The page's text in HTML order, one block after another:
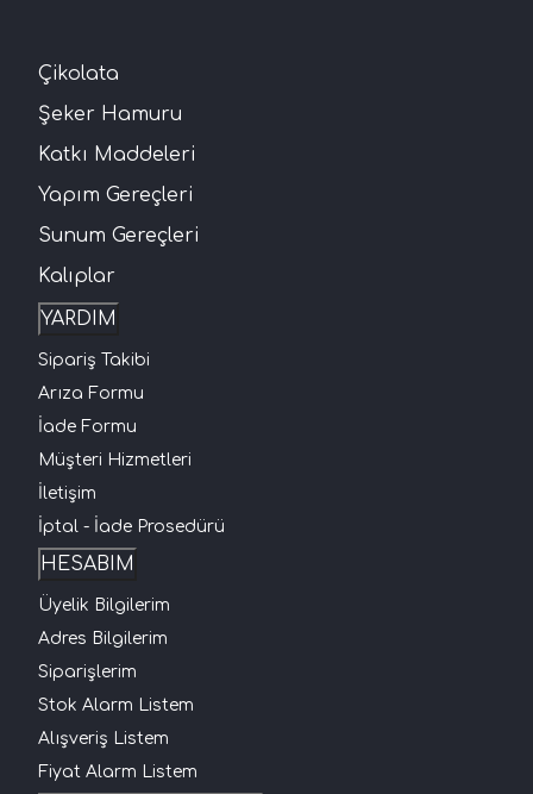
Çikolata
Şeker Hamuru
Katkı Maddeleri
Yapım Gereçleri
Sunum Gereçleri
Kalıplar
YARDIM
Sipariş Takibi
Arıza Formu
İade Formu
Müşteri Hizmetleri
İletişim
İptal - İade Prosedürü
HESABIM
Üyelik Bilgilerim
Adres Bilgilerim
Siparişlerim
Stok Alarm Listem
Alışveriş Listem
Fiyat Alarm Listem